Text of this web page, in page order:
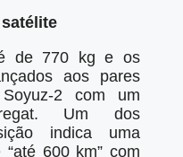
de 770 kg e os
aos pares
2 com um
Um dos
indica uma
600 km” com